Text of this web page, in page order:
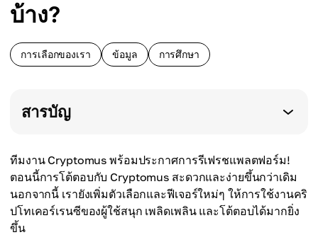
บ้าง?
การเลือกของเรา ข้อมูล การศึกษา
สารบัญ
ทีมงาน Cryptomus พร้อมประกาศการรีเฟรชแพลตฟอร์ม!
ตอนนี้การโต้ตอบกับ Cryptomus สะดวกและง่ายขึ้นกว่าเดิม
นอกจากนี้ เรายังเพิ่มตัวเลือกและฟีเจอร์ใหม่ๆ ให้การใช้งานคริ
ปโทเคอร์เรนซีของผู้ใช้สนุก เพลิดเพลิน และโต้ตอบได้มากยิ่ง
ขึ้น